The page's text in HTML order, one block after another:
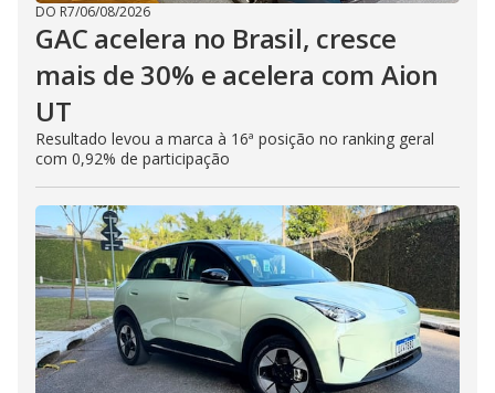
DO R7/06/08/2026
GAC acelera no Brasil, cresce
mais de 30% e acelera com Aion
UT
Resultado levou a marca à 16ª posição no ranking geral
com 0,92% de participação